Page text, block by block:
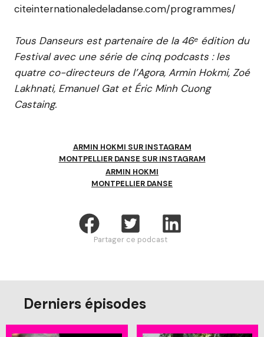
citeinternationaledeladanse.com/programmes/
Tous Danseurs est partenaire de la 46ᵉ édition du
Festival avec une série de cinq podcasts : les
quatre co-directeurs de l’Agora, Armin Hokmi, Zoé
Lakhnati, Emanuel Gat et Éric Minh Cuong
Castaing.
ARMIN HOKMI SUR INSTAGRAM
MONTPELLIER DANSE SUR INSTAGRAM
ARMIN HOKMI
MONTPELLIER DANSE
Partager ce podcast
Derniers épisodes